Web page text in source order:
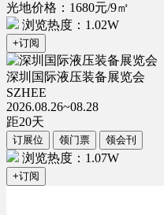
光地价格：1680元/9㎡
浏览热度：1.02W
+订阅
深圳国际液压装备展览会
SZHEE
2026.08.26~08.28
距20天
订展位 领门票 领会刊
浏览热度：1.07W
+订阅